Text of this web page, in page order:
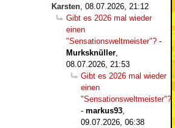
Karsten 08.07.2026, 21:12
Gibt es 2026 mal wieder
einen
"Sensationsweltmeister"? -
Murksknüller
08.07.2026, 21:53
Gibt es 2026 mal wieder
einen
"Sensationsweltmeister"?
- markus93
09.07.2026, 06:38